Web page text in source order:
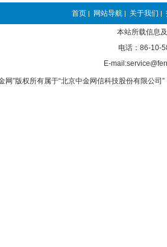
首页 | 网站导航 | 关于我们 |
本站所载信息
电话：86-10-
E-
网”版权所有属于“北京中金网信科技股份有限公司